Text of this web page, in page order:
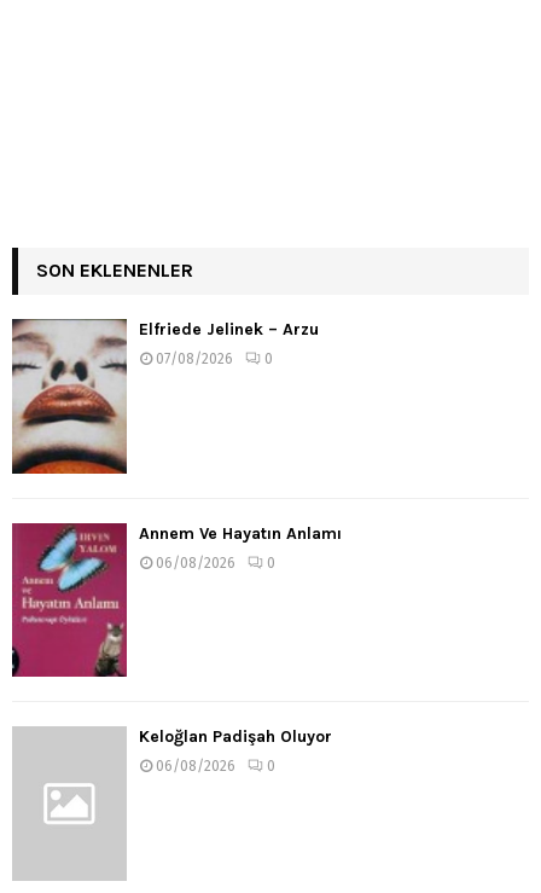
SON EKLENENLER
Elfriede Jelinek – Arzu
07/08/2026 0
Annem Ve Hayatın Anlamı
06/08/2026 0
Keloğlan Padişah Oluyor
06/08/2026 0